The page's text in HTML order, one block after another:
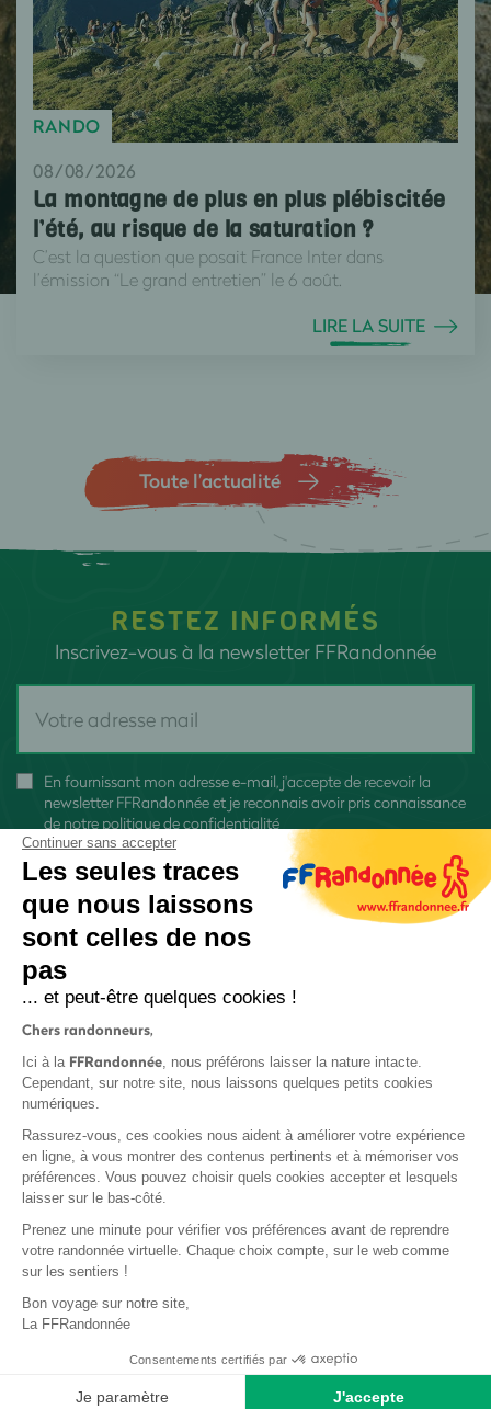
RANDO
08/08/2026
La montagne de plus en plus plébiscitée
l’été, au risque de la saturation ?
C’est la question que posait France Inter dans
l’émission “Le grand entretien” le 6 août.
LIRE LA SUITE
Toute l’actualité
RESTEZ INFORMÉS
Inscrivez-vous à la newsletter FFRandonnée
En fournissant mon adresse e-mail, j'accepte de recevoir la
newsletter FFRandonnée et je reconnais avoir pris connaissance
de notre politique de confidentialité
Protection des données
Politique de confidentialité
Base documentaire
Continuer sans accepter
Les seules traces
que nous laissons
sont celles de nos
pas
... et peut-être quelques cookies !
Chers randonneurs,
Ici à la FFRandonnée, nous préférons laisser la nature intacte.
Cependant, sur notre site, nous laissons quelques petits cookies
numériques.
Rassurez-vous, ces cookies nous aident à améliorer votre expérience
en ligne, à vous montrer des contenus pertinents et à mémoriser vos
préférences. Vous pouvez choisir quels cookies accepter et lesquels
laisser sur le bas-côté.
Prenez une minute pour vérifier vos préférences avant de reprendre
votre randonnée virtuelle. Chaque choix compte, sur le web comme
sur les sentiers !
Bon voyage sur notre site,
La FFRandonnée
Consentements certifiés par
Je paramètre J'accepte